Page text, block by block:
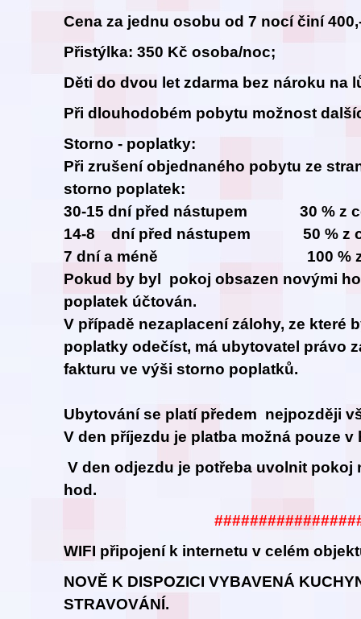
Cena za jednu osobu od 7 nocí činí
Přistýlka: 350 Kč osoba/noc;
Děti do dvou let zdarma bez nároku na
Při dlouhodobém pobytu možnost
Storno - poplatky:
Při zrušení objednaného pobytu ze
storno poplatek:
30-15 dní před nástupem 30 % z
14-8 dní před nástupem 50 % z
7 dní a méně 100 % z
Pokud by byl pokoj obsazen novými
poplatek účtován.
V případě nezaplacení zálohy, ze které
poplatky odečíst, má ubytovatel právo
fakturu ve výši storno poplatků.
Ubytování se platí předem nejpozději
V den příjezdu je platba možná pouze v
V den odjezdu je potřeba uvolnit pokoj
hod.
WIFI připojení k internetu v celém
NOVĚ K DISPOZICI VYBAVENÁ
STRAVOVÁNÍ.